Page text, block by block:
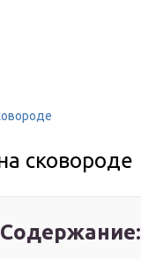
сковороде
Содержание: